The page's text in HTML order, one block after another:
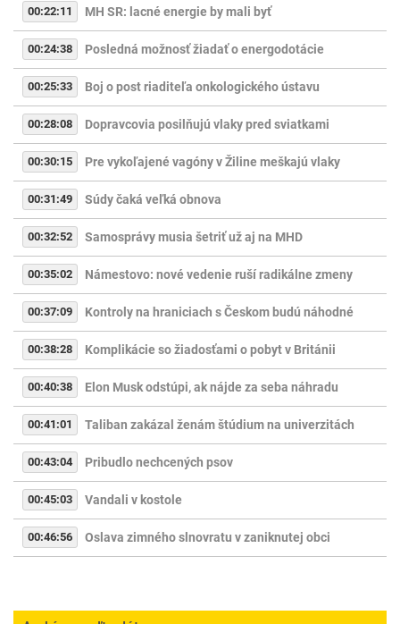
00:22:11 MH SR: lacné energie by mali byť
00:24:38 Posledná možnosť žiadať o energodotácie
00:25:33 Boj o post riaditeľa onkologického ústavu
00:28:08 Dopravcovia posilňujú vlaky pred sviatkami
00:30:15 Pre vykoľajené vagóny v Žiline meškajú vlaky
00:31:49 Súdy čaká veľká obnova
00:32:52 Samosprávy musia šetriť už aj na MHD
00:35:02 Námestovo: nové vedenie ruší radikálne zmeny
00:37:09 Kontroly na hraniciach s Českom budú náhodné
00:38:28 Komplikácie so žiadosťami o pobyt v Británii
00:40:38 Elon Musk odstúpi, ak nájde za seba náhradu
00:41:01 Taliban zakázal ženám štúdium na univerzitách
00:43:04 Pribudlo nechcených psov
00:45:03 Vandali v kostole
00:46:56 Oslava zimného slnovratu v zaniknutej obci